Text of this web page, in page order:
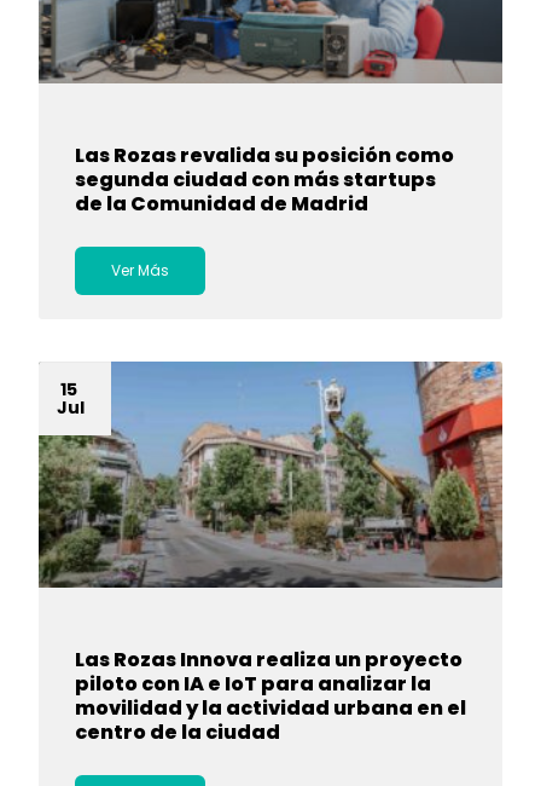
Las Rozas revalida su posición como
segunda ciudad con más startups
de la Comunidad de Madrid
Ver Más
Las Rozas Innova realiza un proyecto
piloto con IA e IoT para analizar la
movilidad y la actividad urbana en el
centro de la ciudad
15
Jul